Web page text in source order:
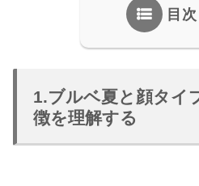
目次
1.ブルベ夏と顔タイ
徴を理解する